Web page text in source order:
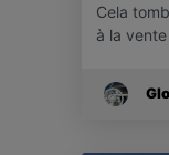
Cela
à la